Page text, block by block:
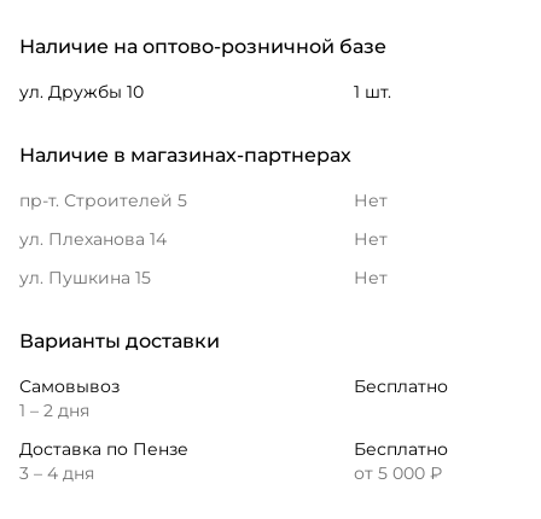
Наличие на оптово-розничной базе
ул. Дружбы 10 1 шт.
Наличие в магазинах-партнерах
пр-т. Строителей 5
Нет
ул. Плеханова 14
Нет
ул. Пушкина 15
Нет
Варианты доставки
Самовывоз
1 – 2 дня
Бесплатно
Доставка по Пензе
3 – 4 дня
Бесплатно
от 5 000 ₽